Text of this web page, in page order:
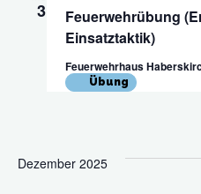
3
Feuerwehrübung
Einsatztaktik)
Feuerwehrhaus
Übung
Dezember 2025